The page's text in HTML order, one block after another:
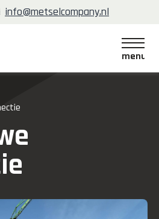
info@metselcompany.nl
menu